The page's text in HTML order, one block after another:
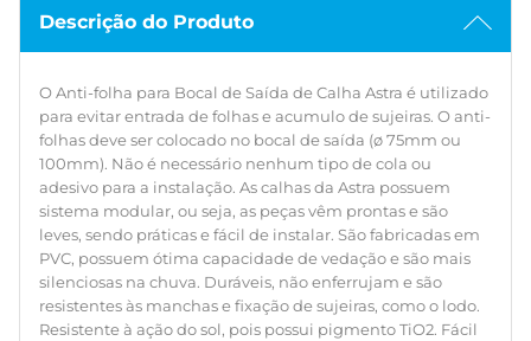
conduzir a água da chuva de telhados.
Descrição do Produto
O Anti-folha para Bocal de Saída de Calha Astra é utilizado
para evitar entrada de folhas e acumulo de sujeiras. O anti-
folhas deve ser colocado no bocal de saída (ø 75mm ou
100mm). Não é necessário nenhum tipo de cola ou
adesivo para a instalação. As calhas da Astra possuem
sistema modular, ou seja, as peças vêm prontas e são
leves, sendo práticas e fácil de instalar. São fabricadas em
PVC, possuem ótima capacidade de vedação e são mais
silenciosas na chuva. Duráveis, não enferrujam e são
resistentes às manchas e fixação de sujeiras, como o lodo.
Resistente à ação do sol, pois possui pigmento TiO2. Fácil